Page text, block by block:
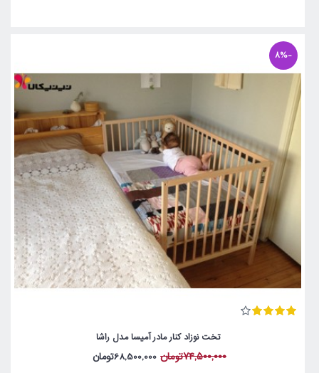
-8%
تخت نوزاد کنار مادر آمیسا مدل راشا
74,500,000تومان 68,500,000تومان